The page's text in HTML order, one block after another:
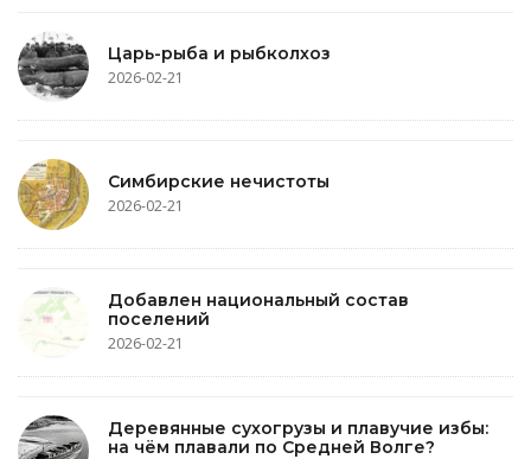
Царь-рыба и рыбколхоз
2026-02-21
Симбирские нечистоты
2026-02-21
Добавлен национальный состав
поселений
2026-02-21
Деревянные сухогрузы и плавучие избы:
на чём плавали по Средней Волге?